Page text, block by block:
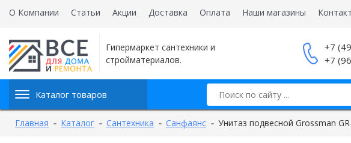
О Компании Статьи Акции Доставка Оплата Наши магазины
Гипермаркет сантехники и
стройматериалов.
+7
+7
Каталог товаров
Главная Каталог Сантехника Санфаянс Унитаз подвесной Grossman